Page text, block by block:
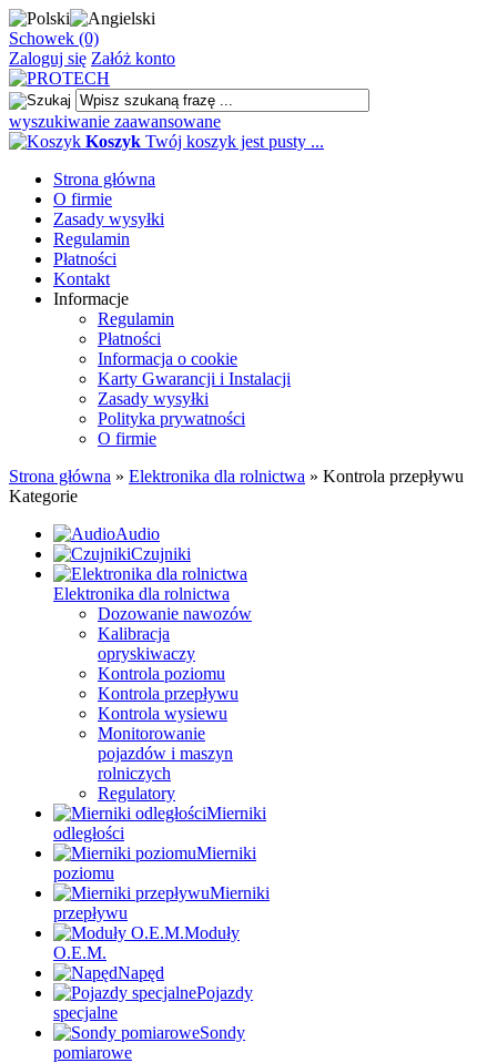
Schowek (0)
Zaloguj się Załóż konto
wyszukiwanie zaawansowane
Koszyk Twój koszyk jest pusty ...
Strona główna
O firmie
Zasady wysyłki
Regulamin
Płatności
Kontakt
Informacje
Regulamin
Płatności
Informacja o cookie
Karty Gwarancji i Instalacji
Zasady wysyłki
Polityka prywatności
O firmie
Strona główna » Elektronika dla rolnictwa » Kontrola przepływu
Kategorie
Audio
Czujniki
Elektronika dla rolnictwa
Dozowanie nawozów
Kalibracja
opryskiwaczy
Kontrola poziomu
Kontrola przepływu
Kontrola wysiewu
Monitorowanie
pojazdów i maszyn
rolniczych
Regulatory
Mierniki
odległości
Mierniki
poziomu
Mierniki
przepływu
Moduły
O.E.M.
Napęd
Pojazdy
specjalne
Sondy
pomiarowe